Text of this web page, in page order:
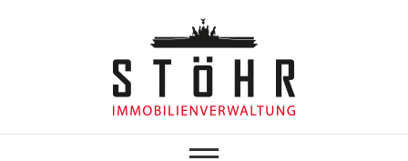
Stöhr